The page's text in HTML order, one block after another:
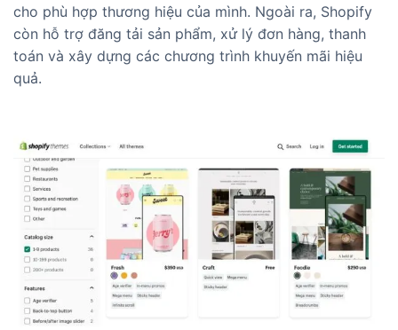
cho phù hợp thương hiệu của mình. Ngoài ra, Shopify
còn hỗ trợ đăng tải sản phẩm, xử lý đơn hàng, thanh
toán và xây dựng các chương trình khuyến mãi hiệu
quả.